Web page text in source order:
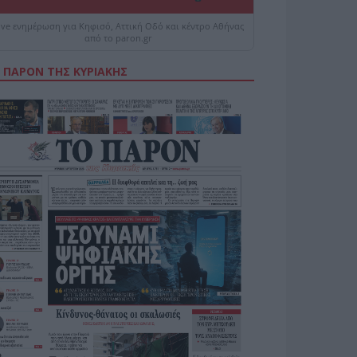
ενημέρωση για Κηφισό, Αττική Οδό και κέντρο Αθήνας
από το paron.gr
ΤΗΣ ΚΥΡΙΑΚΗΣ